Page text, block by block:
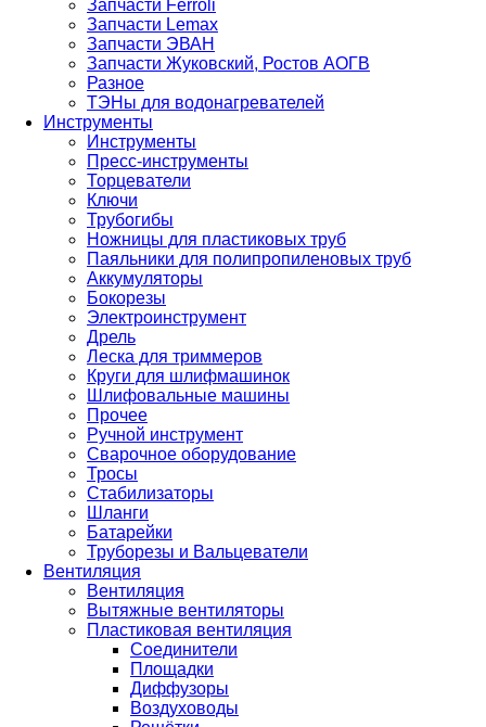
Запчасти Ferroli
Запчасти Lemax
Запчасти ЭВАН
Запчасти Жуковский, Ростов АОГВ
Разное
ТЭНы для водонагревателей
Инструменты
Инструменты
Пресс-инструменты
Торцеватели
Ключи
Трубогибы
Ножницы для пластиковых труб
Паяльники для полипропиленовых труб
Аккумуляторы
Бокорезы
Электроинструмент
Дрель
Леска для триммеров
Круги для шлифмашинок
Шлифовальные машины
Прочее
Ручной инструмент
Сварочное оборудование
Тросы
Стабилизаторы
Шланги
Батарейки
Труборезы и Вальцеватели
Вентиляция
Вентиляция
Вытяжные вентиляторы
Пластиковая вентиляция
Соединители
Площадки
Диффузоры
Воздуховоды